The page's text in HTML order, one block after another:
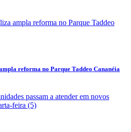
reforma no Parque Taddeo Cananéia